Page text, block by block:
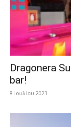
Dragonera
bar!
8 Ιουλίου 2023